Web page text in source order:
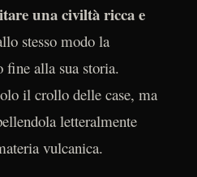
una civiltà ricca e
stesso modo la
fine alla sua storia.
il crollo delle case, ma
letteralmente
vulcanica.